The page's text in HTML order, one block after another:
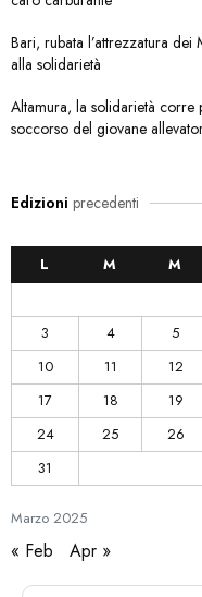
Bari, rubata l’attrezzatura
alla solidarietà
Altamura, la solidarietà corre
soccorso del giovane
Edizioni precedenti
Marzo 2025
L M M
3
4 5
10
11 12
17
18 19
24
25 26
31
« Feb Apr »